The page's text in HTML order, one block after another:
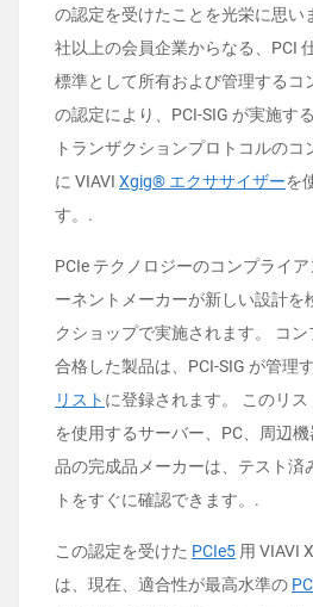
の認定を受けたことを光栄に思い
社以上の会員企業からなる、PCI
標準として所有および管理するコ
の認定により、PCI-SIG が実施す
トランザクションプロトコルのコ
に VIAVI Xgig® エクササイザーを
す。.
PCIe テクノロジーのコンプライ
ーネントメーカーが新しい設計を
クショップで実施されます。 コ
合格した製品は、PCI-SIG が管理
リスト に登録されます。 このリス
を使用するサーバー、PC、周辺
品の完成品メーカーは、テスト済
トをすぐに確認できます。.
この認定を受けた PCIe5 用 VIAVI
は、現在、適合性が最高水準の